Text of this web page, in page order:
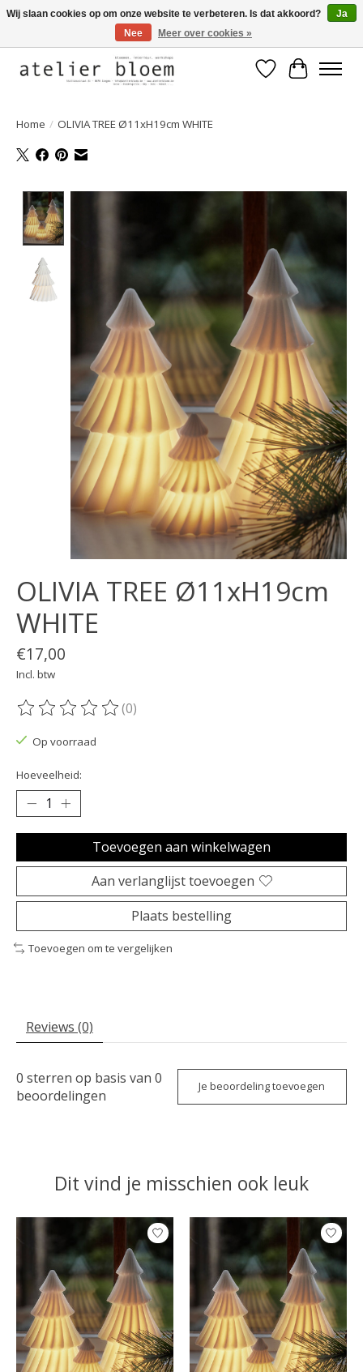
Welkom bij Atelier Bloem
Verlanglijst
Home / OLIVIA TREE Ø11xH19cm WHITE
OLIVIA TREE Ø11xH19cm
WHITE
€17,00
Incl. btw
De beoordeling van dit product is
(0)
Op voorraad
Hoeveelheid:
Toevoegen aan winkelwagen
Aan verlanglijst toevoegen
Plaats bestelling
Toevoegen om te vergelijken
Reviews (0)
0 sterren op basis van 0
beoordelingen
Je beoordeling toevoegen
Dit vind je misschien ook leuk
Items van productcarrousel
Wij slaan cookies op om onze website te verbeteren. Is dat akkoord?
Ja
Nee
Meer over cookies »